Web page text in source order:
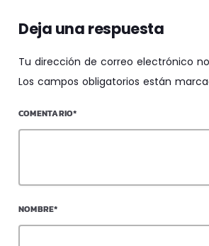
Deja una respuesta
Tu dirección de correo electrónico
Los campos obligatorios están
COMENTARIO*
NOMBRE*